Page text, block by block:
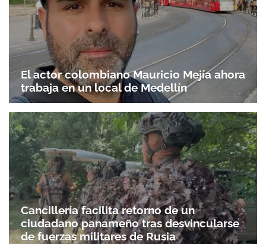
El actor colombiano Mauricio Mejía ahora
trabaja en un local de Medellín
Cancillería facilita retorno de un
ciudadano panameño tras desvincularse
de fuerzas militares de Rusia